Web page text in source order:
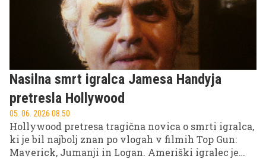
Nasilna smrt igralca Jamesa Handyja
pretresla Hollywood
05. 06. 2026 08.50
Hollywood pretresa tragična novica o smrti igralca,
ki je bil najbolj znan po vlogah v filmih Top Gun:
Maverick, Jumanji in Logan. Ameriški igralec je